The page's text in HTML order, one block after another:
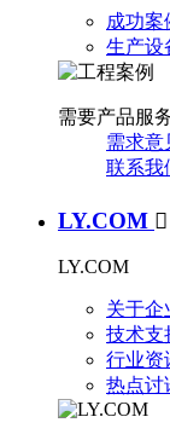
成功案
生产设
需要产品服
需求意
联系我
LY.COM 
LY.COM
关于企
技术支
行业资
热点讨